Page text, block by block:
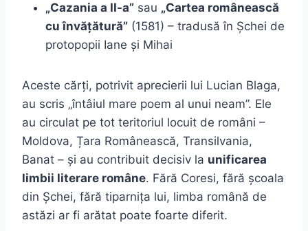
„Cazania a II-a” sau „Cartea românească
cu învățătură” (1581) – tradusă în Șchei de
protopopii Iane și Mihai
Aceste cărți, potrivit aprecierii lui Lucian Blaga,
au scris „întâiul mare poem al unui neam”. Ele
au circulat pe tot teritoriul locuit de români –
Moldova, Țara Românească, Transilvania,
Banat – și au contribuit decisiv la unificarea
limbii literare române. Fără Coresi, fără școala
din Șchei, fără tiparnița lui, limba română de
astăzi ar fi arătat poate foarte diferit.